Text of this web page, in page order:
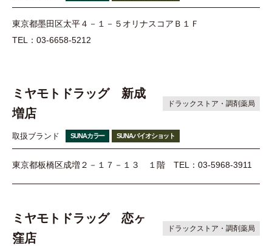
東京都墨田区太平４－１－５オリナスコアＢ１Ｆ
TEL：03-6658-5212
ミヤモトドラッグ 新成
増店
ドラックストア・調剤薬局
取扱ブランド SUNAカラー SUNAバイオショット
東京都板橋区成増２－１７－１３ １階 TEL：03-5968-3911
ミヤモトドラッグ 恋ヶ
窪店
ドラックストア・調剤薬局